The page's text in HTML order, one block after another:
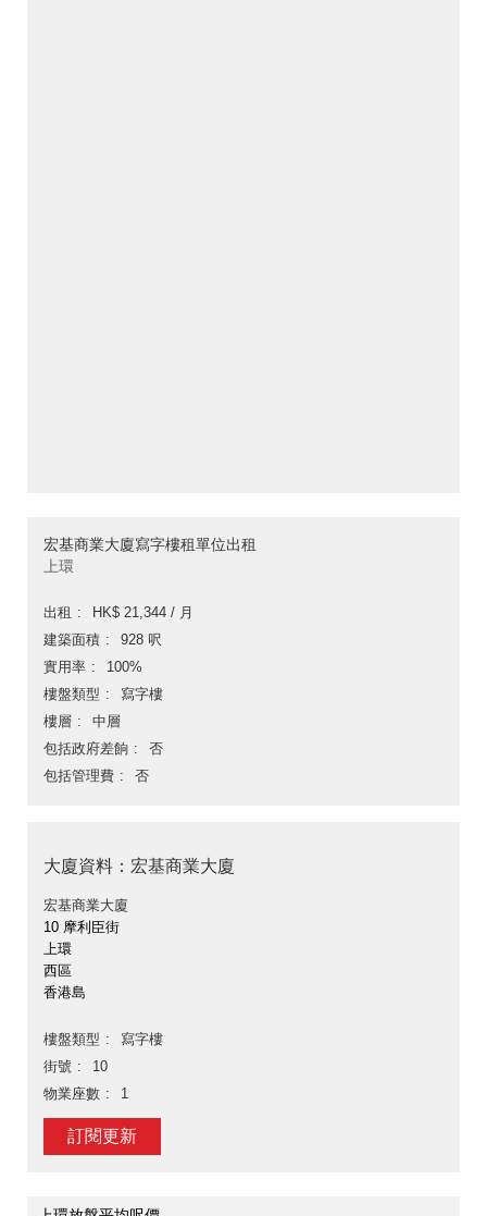
宏基商業大廈寫字樓租單位出租
上環
出租
HK$ 21,344 / 月
建築面積
928 呎
實用率
100%
樓盤類型
寫字樓
樓層
中層
包括政府差餉
否
包括管理費
否
大廈資料：宏基商業大廈
宏基商業大廈
10 摩利臣街
上環
西區
香港島
樓盤類型
寫字樓
街號
10
物業座數
1
訂閱更新